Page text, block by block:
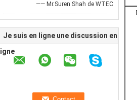
—— Mr.Suren Shah de WTEC
Je suis en ligne une discussion en
ligne